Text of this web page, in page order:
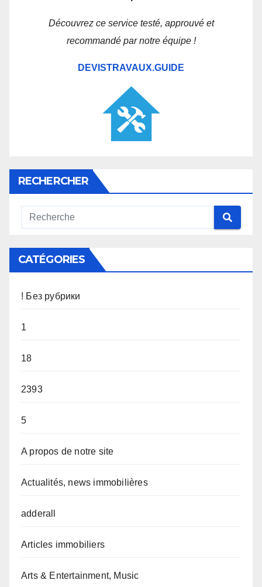
Découvrez ce service testé, approuvé et
recommandé par notre équipe !
DEVISTRAVAUX.GUIDE
RECHERCHER
CATÉGORIES
! Без рубрики
1
18
2393
5
A propos de notre site
Actualités, news immobilières
adderall
Articles immobiliers
Arts & Entertainment, Music